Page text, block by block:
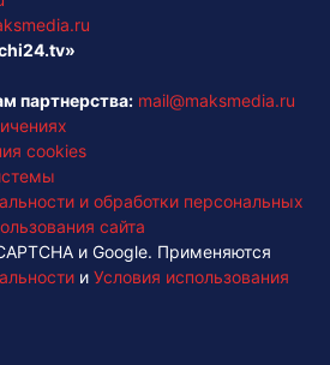
партнерства: mail@maksmedia.ru
cookies
и обработки персональных
сайта
и Google. Применяются
и Условия использования